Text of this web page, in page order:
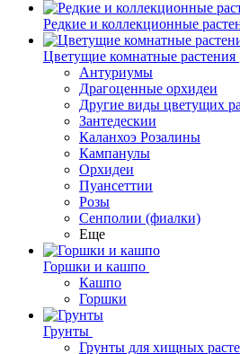
Редкие и коллекционные
Цветущие комнатные растения
Антуриумы
Драгоценные орхидеи
Другие виды цветущих
Зантедескии
Каланхоэ Розалины
Кампанулы
Орхидеи
Пуансеттии
Розы
Сенполии (фиалки)
Еще
Горшки и кашпо
Кашпо
Горшки
Грунты
Грунты для хищных